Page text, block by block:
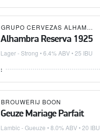
GRUPO CERVEZAS ALHAMBRA
Alhambra Reserva 1925
Lager - Strong • 6.4% ABV • 25 IBU
:
BROUWERIJ BOON
Geuze Mariage Parfait
Lambic - Gueuze • 8.0% ABV • 20 IBU